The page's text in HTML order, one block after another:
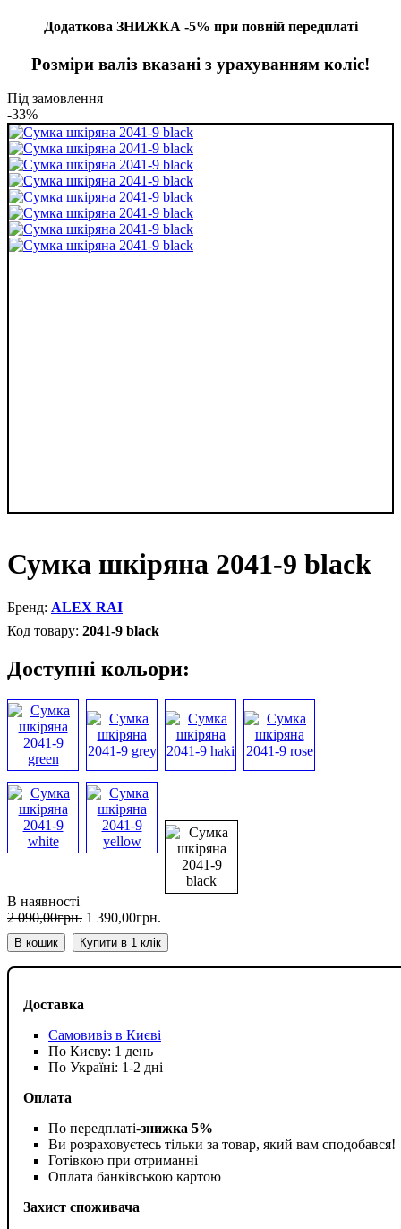
Додаткова ЗНИЖКА -5% при повній передплаті
Розміри валіз вказані з урахуванням коліс!
Під замовлення
-33%
Сумка шкіряна 2041-9 black
Доставка
Самовивіз в Києві
По Києву: 1 день
По Україні: 1-2 дні
Оплата
По передплаті-знижка 5%
Ви розраховуєтесь тільки за товар, який вам сподобався!
Готівкою при отриманні
Оплата банківською картою
Захист споживача
ALEX RAI
2041-9 black
Доступні кольори:
В наявності
2 090,00грн. 1 390,00грн.
В кошик Купити в 1 клік